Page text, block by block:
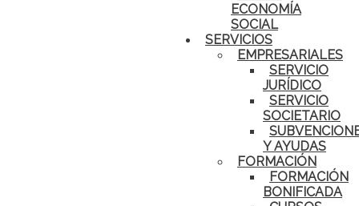
ECONOMÍA
SOCIAL
SERVICIOS
EMPRESARIALES
SERVICIO
JURÍDICO
SERVICIO
SOCIETARIO
Y AYUDAS
FORMACIÓN
FORMACIÓN
BONIFICADA